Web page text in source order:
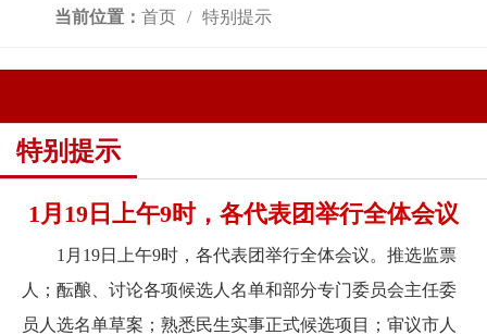
当前位置： 首页 特别提示
特别提示
1月19日上午9时，各代表团举行全体会议
1月19日上午9时，各代表团举行全体会议。推选监票
人；酝酿、讨论各项候选人名单和部分专门委员会主任委
员人选名单草案；熟悉民生实事正式候选项目；审议市人